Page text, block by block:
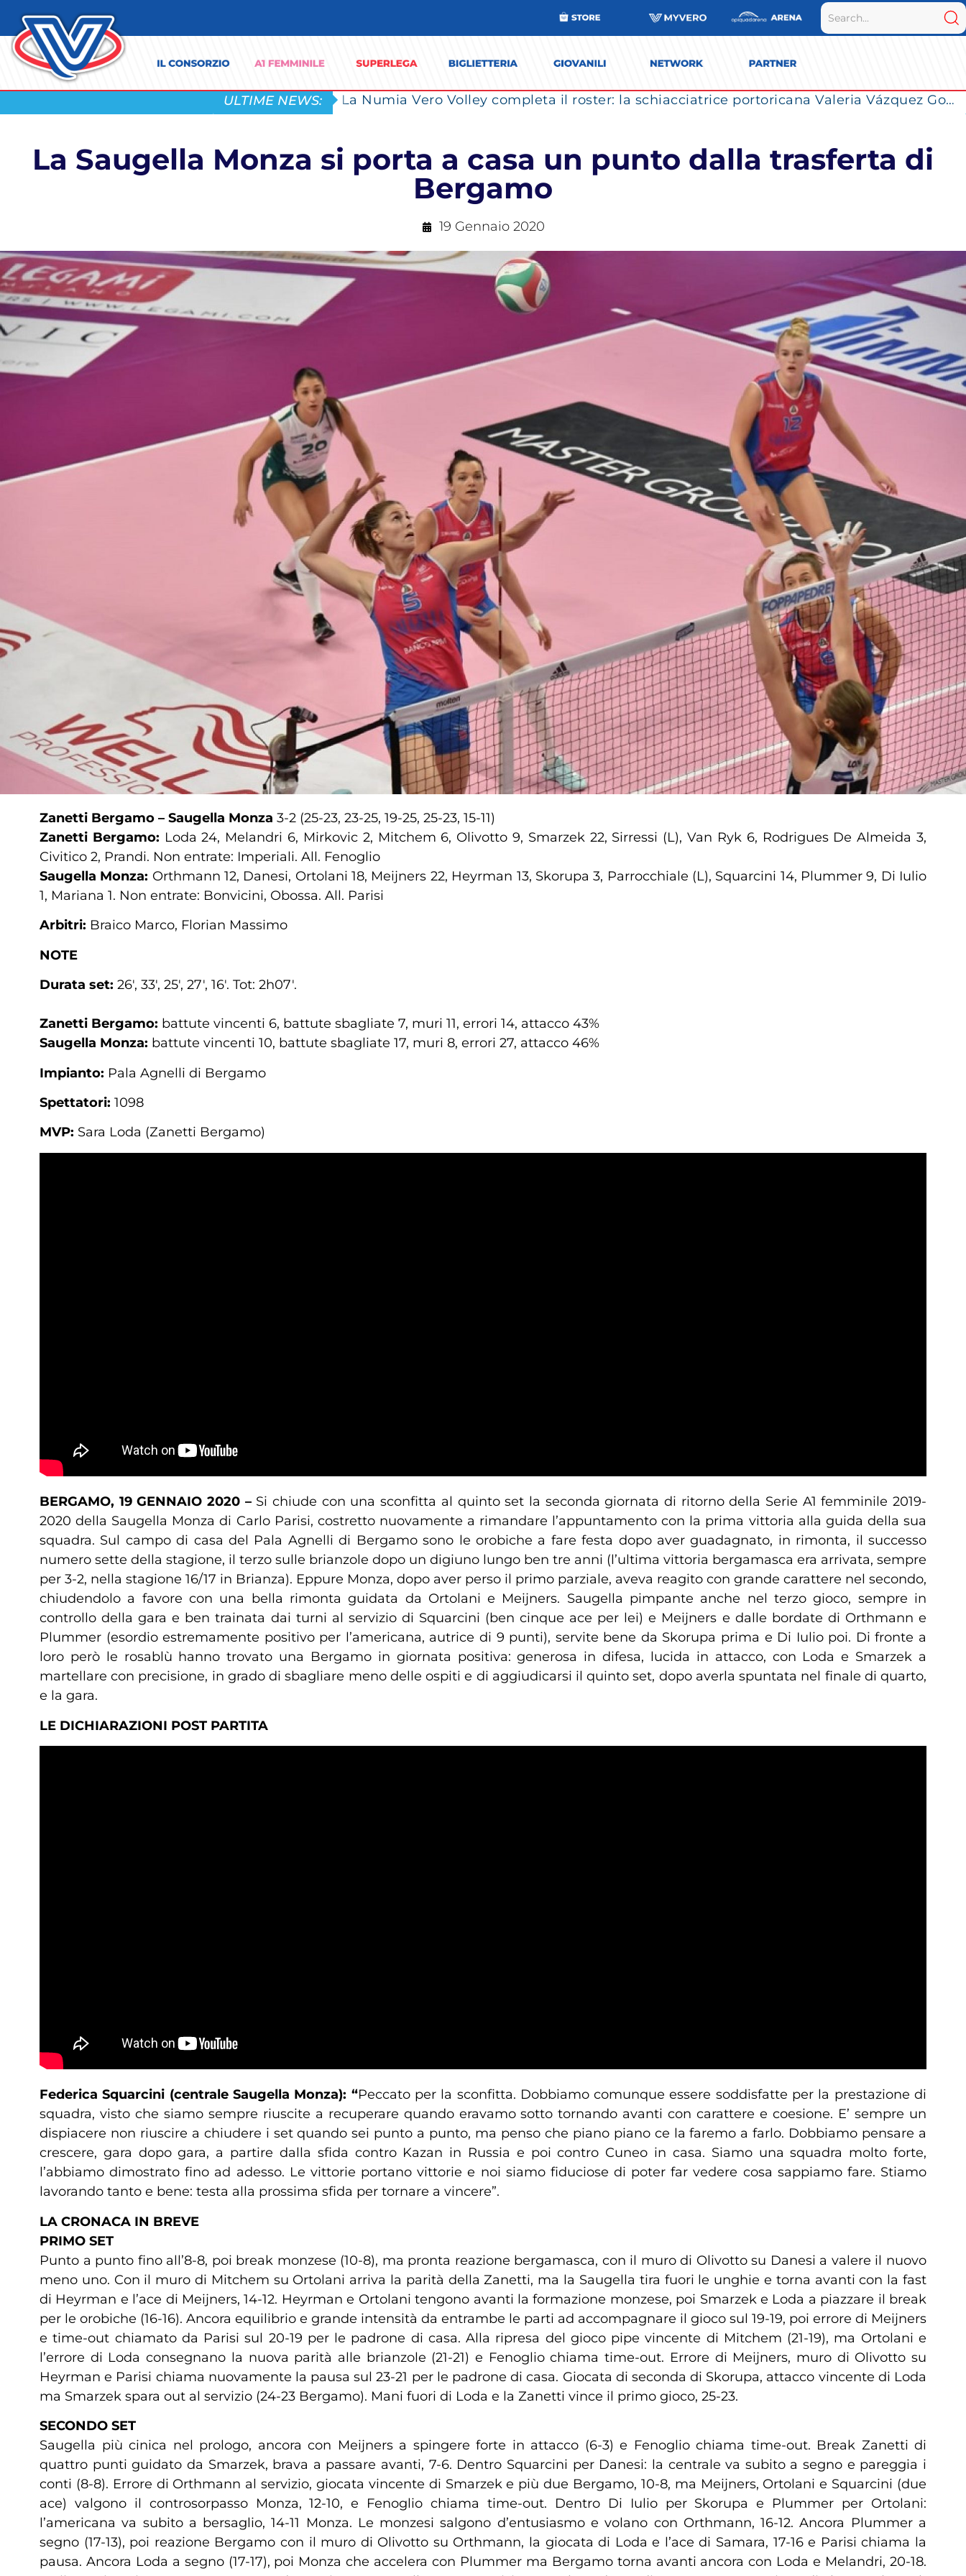
ULTIME NEWS: La Numia Vero Volley completa il roster: la schiacciatrice portoricana Valeria Vázquez Gomez è l’ultimo innesto di Milano per la stagione 2026/2027
La Saugella Monza si porta a casa un punto dalla trasferta di
Bergamo
19 Gennaio 2020
Zanetti Bergamo – Saugella Monza 3-2 (25-23, 23-25, 19-25, 25-23, 15-11)
Zanetti Bergamo: Loda 24, Melandri 6, Mirkovic 2, Mitchem 6, Olivotto 9, Smarzek 22, Sirressi (L), Van Ryk 6, Rodrigues De Almeida 3,
Civitico 2, Prandi. Non entrate: Imperiali. All. Fenoglio
Saugella Monza: Orthmann 12, Danesi, Ortolani 18, Meijners 22, Heyrman 13, Skorupa 3, Parrocchiale (L), Squarcini 14, Plummer 9, Di Iulio
1, Mariana 1. Non entrate: Bonvicini, Obossa. All. Parisi
Arbitri: Braico Marco, Florian Massimo
NOTE
Durata set: 26′, 33′, 25′, 27′, 16′. Tot: 2h07′.
Zanetti Bergamo: battute vincenti 6, battute sbagliate 7, muri 11, errori 14, attacco 43%
Saugella Monza: battute vincenti 10, battute sbagliate 17, muri 8, errori 27, attacco 46%
Impianto: Pala Agnelli di Bergamo
Spettatori: 1098
MVP: Sara Loda (Zanetti Bergamo)
BERGAMO, 19 GENNAIO 2020 – Si chiude con una sconfitta al quinto set la seconda giornata di ritorno della Serie A1 femminile 2019-
2020 della Saugella Monza di Carlo Parisi, costretto nuovamente a rimandare l’appuntamento con la prima vittoria alla guida della sua
squadra. Sul campo di casa del Pala Agnelli di Bergamo sono le orobiche a fare festa dopo aver guadagnato, in rimonta, il successo
numero sette della stagione, il terzo sulle brianzole dopo un digiuno lungo ben tre anni (l’ultima vittoria bergamasca era arrivata, sempre
per 3-2, nella stagione 16/17 in Brianza). Eppure Monza, dopo aver perso il primo parziale, aveva reagito con grande carattere nel secondo,
chiudendolo a favore con una bella rimonta guidata da Ortolani e Meijners. Saugella pimpante anche nel terzo gioco, sempre in
controllo della gara e ben trainata dai turni al servizio di Squarcini (ben cinque ace per lei) e Meijners e dalle bordate di Orthmann e
Plummer (esordio estremamente positivo per l’americana, autrice di 9 punti), servite bene da Skorupa prima e Di Iulio poi. Di fronte a
loro però le rosablù hanno trovato una Bergamo in giornata positiva: generosa in difesa, lucida in attacco, con Loda e Smarzek a
martellare con precisione, in grado di sbagliare meno delle ospiti e di aggiudicarsi il quinto set, dopo averla spuntata nel finale di quarto,
e la gara.
LE DICHIARAZIONI POST PARTITA
Federica Squarcini (centrale Saugella Monza): “Peccato per la sconfitta. Dobbiamo comunque essere soddisfatte per la prestazione di
squadra, visto che siamo sempre riuscite a recuperare quando eravamo sotto tornando avanti con carattere e coesione. E’ sempre un
dispiacere non riuscire a chiudere i set quando sei punto a punto, ma penso che piano piano ce la faremo a farlo. Dobbiamo pensare a
crescere, gara dopo gara, a partire dalla sfida contro Kazan in Russia e poi contro Cuneo in casa. Siamo una squadra molto forte,
l’abbiamo dimostrato fino ad adesso. Le vittorie portano vittorie e noi siamo fiduciose di poter far vedere cosa sappiamo fare. Stiamo
lavorando tanto e bene: testa alla prossima sfida per tornare a vincere”.
LA CRONACA IN BREVE
PRIMO SET
Punto a punto fino all’8-8, poi break monzese (10-8), ma pronta reazione bergamasca, con il muro di Olivotto su Danesi a valere il nuovo
meno uno. Con il muro di Mitchem su Ortolani arriva la parità della Zanetti, ma la Saugella tira fuori le unghie e torna avanti con la fast
di Heyrman e l’ace di Meijners, 14-12. Heyrman e Ortolani tengono avanti la formazione monzese, poi Smarzek e Loda a piazzare il break
per le orobiche (16-16). Ancora equilibrio e grande intensità da entrambe le parti ad accompagnare il gioco sul 19-19, poi errore di Meijners
e time-out chiamato da Parisi sul 20-19 per le padrone di casa. Alla ripresa del gioco pipe vincente di Mitchem (21-19), ma Ortolani e
l’errore di Loda consegnano la nuova parità alle brianzole (21-21) e Fenoglio chiama time-out. Errore di Meijners, muro di Olivotto su
Heyrman e Parisi chiama nuovamente la pausa sul 23-21 per le padrone di casa. Giocata di seconda di Skorupa, attacco vincente di Loda
ma Smarzek spara out al servizio (24-23 Bergamo). Mani fuori di Loda e la Zanetti vince il primo gioco, 25-23.
SECONDO SET
Saugella più cinica nel prologo, ancora con Meijners a spingere forte in attacco (6-3) e Fenoglio chiama time-out. Break Zanetti di
quattro punti guidato da Smarzek, brava a passare avanti, 7-6. Dentro Squarcini per Danesi: la centrale va subito a segno e pareggia i
conti (8-8). Errore di Orthmann al servizio, giocata vincente di Smarzek e più due Bergamo, 10-8, ma Meijners, Ortolani e Squarcini (due
ace) valgono il controsorpasso Monza, 12-10, e Fenoglio chiama time-out. Dentro Di Iulio per Skorupa e Plummer per Ortolani:
l’americana va subito a bersaglio, 14-11 Monza. Le monzesi salgono d’entusiasmo e volano con Orthmann, 16-12. Ancora Plummer a
segno (17-13), poi reazione Bergamo con il muro di Olivotto su Orthmann, la giocata di Loda e l’ace di Samara, 17-16 e Parisi chiama la
pausa. Ancora Loda a segno (17-17), poi Monza che accelera con Plummer ma Bergamo torna avanti ancora con Loda e Melandri, 20-18.